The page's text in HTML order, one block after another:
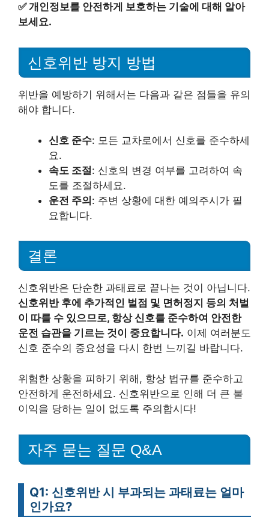
✅개인정보를 안전하게 보호하는 기술에 대해 알아
보세요.
신호위반 방지 방법
위반을 예방하기 위해서는 다음과 같은 점들을 유의
해야 합니다.
신호 준수: 모든 교차로에서 신호를 준수하세
요.
속도 조절: 신호의 변경 여부를 고려하여 속
도를 조절하세요.
운전 주의: 주변 상황에 대한 예의주시가 필
요합니다.
결론
신호위반은 단순한 과태료로 끝나는 것이 아닙니다.
신호위반 후에 추가적인 벌점 및 면허정지 등의 처벌
이 따를 수 있으므로, 항상 신호를 준수하여 안전한
운전 습관을 기르는 것이 중요합니다. 이제 여러분도
신호 준수의 중요성을 다시 한번 느끼길 바랍니다.
위험한 상황을 피하기 위해, 항상 법규를 준수하고
안전하게 운전하세요. 신호위반으로 인해 더 큰 불
이익을 당하는 일이 없도록 주의합시다!
자주 묻는 질문 Q&A
Q1: 신호위반 시 부과되는 과태료는 얼마
인가요?